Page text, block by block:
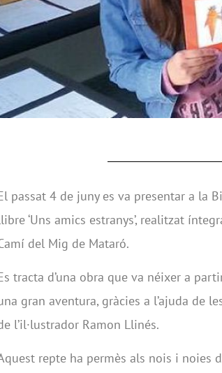
passat 4 de juny es va presentar a la
‘Uns amics estranys’, realitzat
del Mig de Mataró.
tracta d’una obra que va néixer a
gran aventura, gràcies a l’ajuda de
l’il·lustrador Ramon Llinés.
repte ha permès als nois i noies